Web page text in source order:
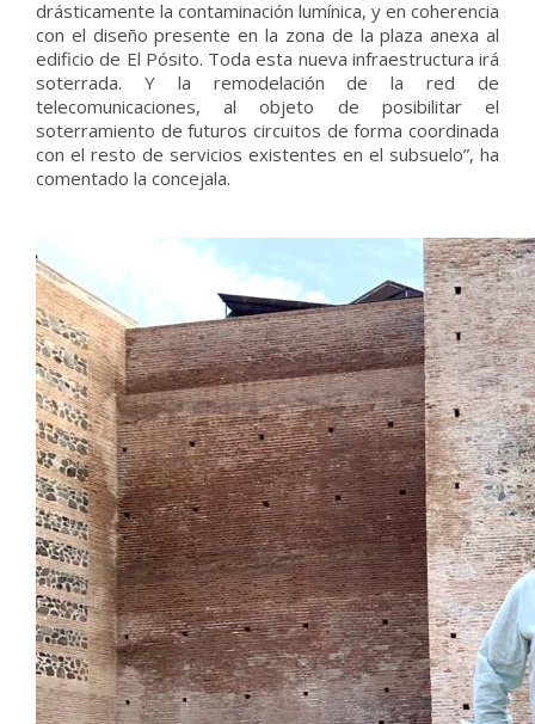
drásticamente la contaminación lumínica, y en coherencia
con el diseño presente en la zona de la plaza anexa al
edificio de El Pósito. Toda esta nueva infraestructura irá
soterrada. Y la remodelación de la red de
telecomunicaciones, al objeto de posibilitar el
soterramiento de futuros circuitos de forma coordinada
con el resto de servicios existentes en el subsuelo”, ha
comentado la concejala.